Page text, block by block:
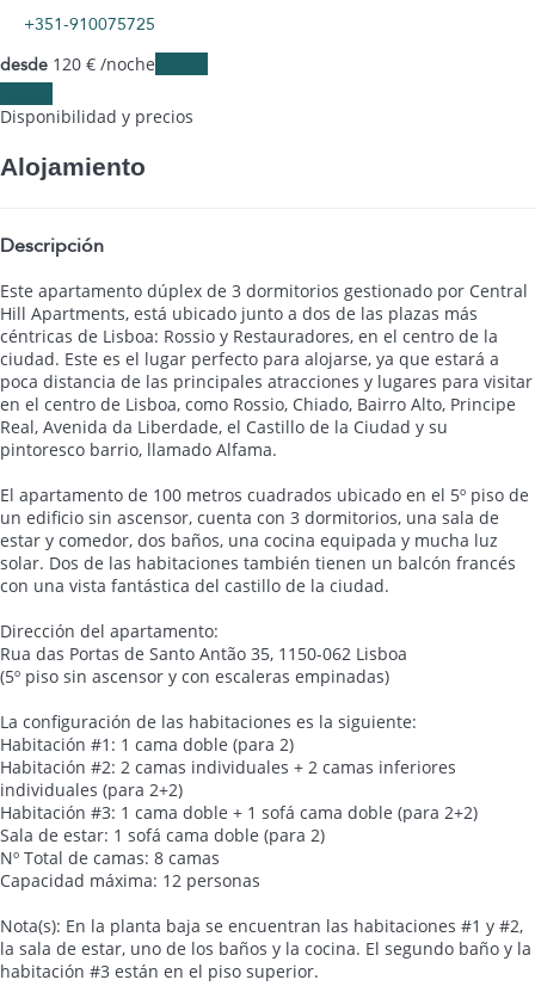
+351-910075725
desde 120 € /noche
Disponibilidad y precios
Alojamiento
Descripción
Este apartamento dúplex de 3 dormitorios gestionado por Central
Hill Apartments, está ubicado junto a dos de las plazas más
céntricas de Lisboa: Rossio y Restauradores, en el centro de la
ciudad. Este es el lugar perfecto para alojarse, ya que estará a
poca distancia de las principales atracciones y lugares para visitar
en el centro de Lisboa, como Rossio, Chiado, Bairro Alto, Principe
Real, Avenida da Liberdade, el Castillo de la Ciudad y su
pintoresco barrio, llamado Alfama.
El apartamento de 100 metros cuadrados ubicado en el 5º piso de
un edificio sin ascensor, cuenta con 3 dormitorios, una sala de
estar y comedor, dos baños, una cocina equipada y mucha luz
solar. Dos de las habitaciones también tienen un balcón francés
con una vista fantástica del castillo de la ciudad.
Dirección del apartamento:
Rua das Portas de Santo Antão 35, 1150-062 Lisboa
(5º piso sin ascensor y con escaleras empinadas)
La configuración de las habitaciones es la siguiente:
Habitación #1: 1 cama doble (para 2)
Habitación #2: 2 camas individuales + 2 camas inferiores
individuales (para 2+2)
Habitación #3: 1 cama doble + 1 sofá cama doble (para 2+2)
Sala de estar: 1 sofá cama doble (para 2)
Nº Total de camas: 8 camas
Capacidad máxima: 12 personas
Nota(s): En la planta baja se encuentran las habitaciones #1 y #2,
la sala de estar, uno de los baños y la cocina. El segundo baño y la
habitación #3 están en el piso superior.